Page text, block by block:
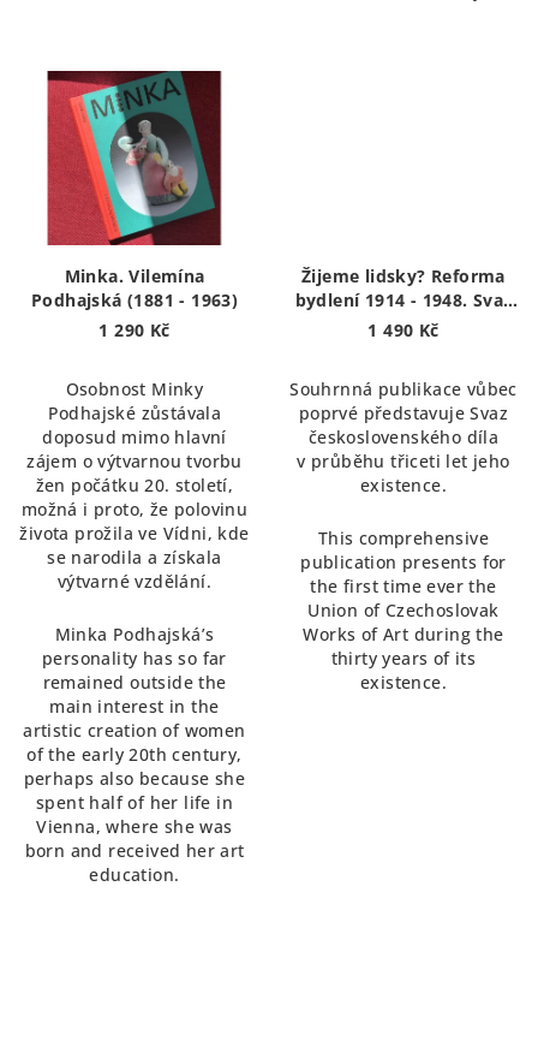
Minka. Vilemína
Podhajská (1881 - 1963)
1 290 Kč
Osobnost Minky
Podhajské zůstávala
doposud mimo hlavní
zájem o výtvarnou tvorbu
žen počátku 20. století,
možná i proto, že polovinu
života prožila ve Vídni, kde
se narodila a získala
výtvarné vzdělání.
Minka Podhajská’s
personality has so far
remained outside the
main interest in the
artistic creation of women
of the early 20th century,
perhaps also because she
spent half of her life in
Vienna, where she was
born and received her art
education.
Žijeme lidsky? Reforma
bydlení 1914 - 1948. Svaz
československého díla |
1948. The Czechoslovak
Werkbund.
1 490 Kč
Souhrnná publikace vůbec
poprvé představuje Svaz
československého díla
v průběhu třiceti let jeho
existence.
This comprehensive
publication presents for
the first time ever the
Union of Czechoslovak
Works of Art during the
thirty years of its
existence.